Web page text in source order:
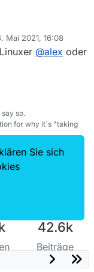
Control-Datei
Mai 2021, 16:08
von
@alex oder
so.
for why it´s "taking
42.6k
Beiträge
Sie sich